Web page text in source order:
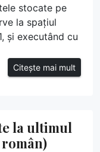
stocate pe
la spațiul
și executând cu
Citește mai mult
la ultimul